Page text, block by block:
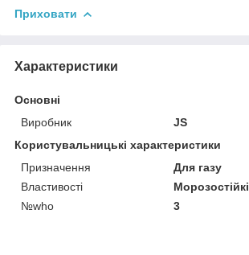
Приховати
Характеристики
Основні
Виробник
JS
Користувальницькі характеристики
Призначення
Для газу
Властивості
Морозостійкі
№who
3